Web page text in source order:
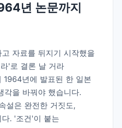
년 논문까지
자료를 뒤지기 시작했을
'로 결론 날 거라
1964년에 발표된 한 일본
을 바꿔야 했습니다.
설은 완전한 거짓도,
. '조건'이 붙는